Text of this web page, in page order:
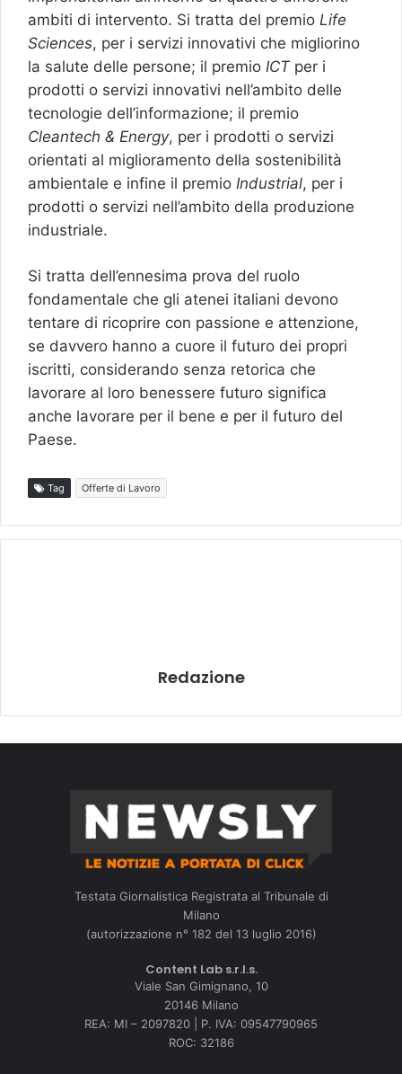
ambiti di intervento. Si tratta del premio Life
Sciences, per i servizi innovativi che migliorino
la salute delle persone; il premio ICT per i
prodotti o servizi innovativi nell’ambito delle
tecnologie dell’informazione; il premio
Cleantech & Energy, per i prodotti o servizi
orientati al miglioramento della sostenibilità
ambientale e infine il premio Industrial, per i
prodotti o servizi nell’ambito della produzione
industriale.
Si tratta dell’ennesima prova del ruolo
fondamentale che gli atenei italiani devono
tentare di ricoprire con passione e attenzione,
se davvero hanno a cuore il futuro dei propri
iscritti, considerando senza retorica che
lavorare al loro benessere futuro significa
anche lavorare per il bene e per il futuro del
Paese.
Tag Offerte di Lavoro
Redazione
Testata Giornalistica Registrata al Tribunale di
Milano
(autorizzazione n° 182 del 13 luglio 2016)
Content Lab s.r.l.s.
Viale San Gimignano, 10
20146 Milano
REA: MI – 2097820 | P. IVA: 09547790965
ROC: 32186